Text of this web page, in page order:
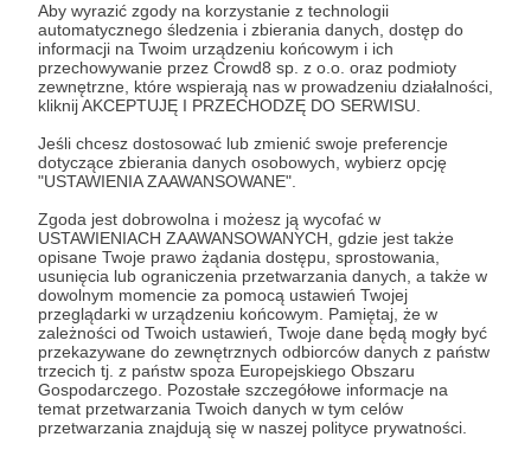
Aby wyrazić zgody na korzystanie z technologii
automatycznego śledzenia i zbierania danych, dostęp do
informacji na Twoim urządzeniu końcowym i ich
przechowywanie przez Crowd8 sp. z o.o. oraz podmioty
zewnętrzne, które wspierają nas w prowadzeniu działalności,
kliknij AKCEPTUJĘ I PRZECHODZĘ DO SERWISU.
Jeśli chcesz dostosować lub zmienić swoje preferencje
dotyczące zbierania danych osobowych, wybierz opcję
"USTAWIENIA ZAAWANSOWANE".
Zgoda jest dobrowolna i możesz ją wycofać w
USTAWIENIACH ZAAWANSOWANYCH, gdzie jest także
opisane Twoje prawo żądania dostępu, sprostowania,
usunięcia lub ograniczenia przetwarzania danych, a także w
dowolnym momencie za pomocą ustawień Twojej
przeglądarki w urządzeniu końcowym. Pamiętaj, że w
zależności od Twoich ustawień, Twoje dane będą mogły być
przekazywane do zewnętrznych odbiorców danych z państw
trzecich tj. z państw spoza Europejskiego Obszaru
Gospodarczego. Pozostałe szczegółowe informacje na
temat przetwarzania Twoich danych w tym celów
przetwarzania znajdują się w naszej polityce prywatności.
29.10.2025 ● Komentarze: 2
Nowe książki, nowe filmy dla Was i jedno
ważne pytanie...
W tym newsletterze znajdziecie: - autorskie polecenie
naszej księgarki Hani Kubaszewskiej trzech nowych
książek wartych Waszego czasu i uwagi - linki do filmów z
ostatnio zarejestrowanych przez nas spotkań - prośbę o
Waszą opinię kolejnych edycji Big Book Festival Czytajcie
do końca!